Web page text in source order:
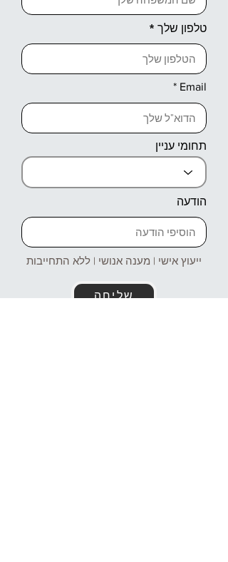
טלפון שלך
Email
תחומי עניין
הודעה
ייעוץ אישי | מענה אנושי | ללא התחייבות
שליחה